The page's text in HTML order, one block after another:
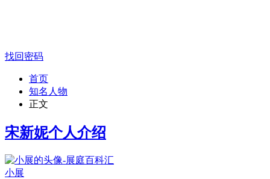
找回密码
首页
知名人物
正文
宋新妮个人介绍
小展